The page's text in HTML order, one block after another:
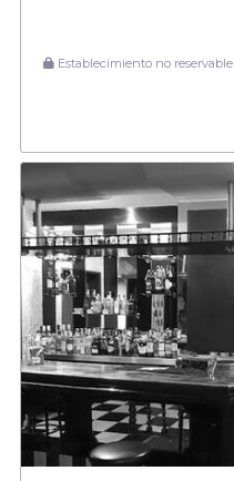
Establecimiento no reservable